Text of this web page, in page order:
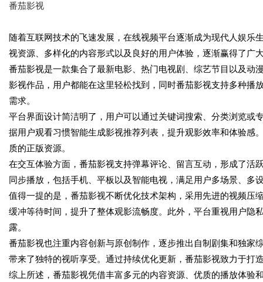
番茄影视
随着互联网技术的飞速发展，在线视频平台逐渐成为现代人娱乐
视资源、多样化的内容形式以及良好的用户体验，逐渐赢得了广
番茄影视是一款集合了最新电影、热门电视剧、综艺节目以及动
影视作品，用户都能在这里轻松找到，同时番茄影视支持多种播
需求。
平台界面设计简洁明了，用户可以通过关键词搜索、分类浏览或
据用户观看习惯智能生成影视推荐列表，提升观影效率和体验感
质的正版资源。
在交互体验方面，番茄影视支持弹幕评论、留言互动，形成了活
同步播放，包括手机、平板以及智能电视，满足用户多场景、多
值得一提的是，番茄影视不断优化技术架构，采用先进的视频压
缓冲等待时间，提升了整体观影流畅度。此外，平台重视用户隐
露。
番茄影视也注重内容创新与原创制作，逐步推出自制剧集和独家
带来了独特的视听享受。通过持续优化更新，番茄影视致力于打
综上所述，番茄影视凭借丰富多元的内容资源、优质的播放体验